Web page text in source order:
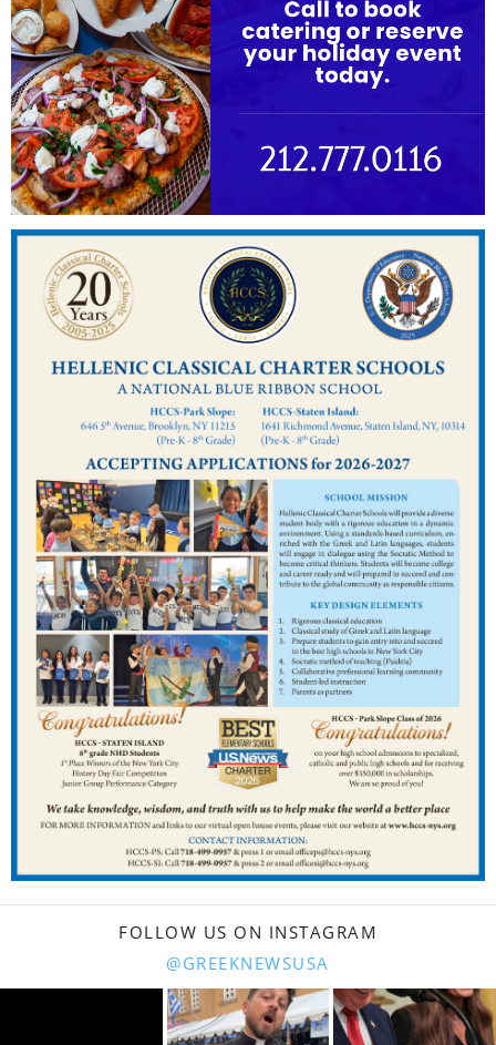
FOLLOW US ON INSTAGRAM
@GREEKNEWSUSA